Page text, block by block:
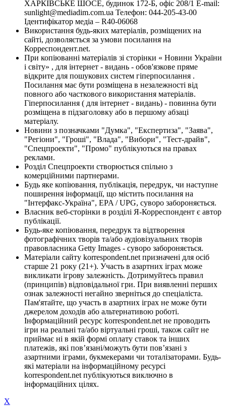
ХАРКІВСЬКЕ ШОСЕ, будинок 172-Б, офіс 208/1 E-mail:
sunlight@mediadim.com.ua Телефон: 044-205-43-00
Ідентифікатор медіа – R40-06068
Використання будь-яких матеріалів, розміщених на
сайті, дозволяється за умови посилання на
Корреспондент.net.
При копіюванні матеріалів зі сторінки « Новини України
і світу» , для інтернет - видань - обов'язкове пряме
відкрите для пошукових систем гіперпосилання .
Посилання має бути розміщена в незалежності від
повного або часткового використання матеріалів.
Гіперпосилання ( для інтернет - видань) - повинна бути
розміщена в підзаголовку або в першому абзаці
матеріалу.
Новини з позначками "Думка", "Експертиза", "Заява",
"Регіони", "Гроші", "Влада", "Вибори", "Тест-драйв",
"Спецпроекти", "Промо" публікуються на правах
реклами.
Розділ Спецпроекти створюється спільно з
комерційними партнерами.
Будь яке копіювання, публікація, передрук, чи наступне
поширення інформації, що містить посилання на
"Інтерфакс-Україна", EPA / UPG, суворо забороняється.
Власник веб-сторінки в розділі Я-Корреспондент є автор
публікації.
Будь-яке копіювання, передрук та відтворення
фотографічних творів та/або аудіовізуальних творів
правовласника Getty Images - суворо забороняється.
Матеріали сайту korrespondent.net призначені для осіб
старше 21 року (21+). Участь в азартних іграх може
викликати ігрову залежність. Дотримуйтесь правил
(принципів) відповідальної гри. При виявленні перших
ознак залежності негайно зверніться до спеціаліста.
Пам'ятайте, що участь в азартних іграх не може бути
джерелом доходів або альтернативою роботі.
Інформаційний ресурс korrespondent.net не проводить
ігри на реальні та/або віртуальні гроші, також сайт не
приймає ні в якій формі оплату ставок та інших
платежів, які пов’язані/можуть бути пов’язані з
азартними іграми, букмекерами чи тоталізаторами. Будь-
які матеріали на інформаційному ресурсі
korrespondent.net публікуються виключно в
інформаційних цілях.
X